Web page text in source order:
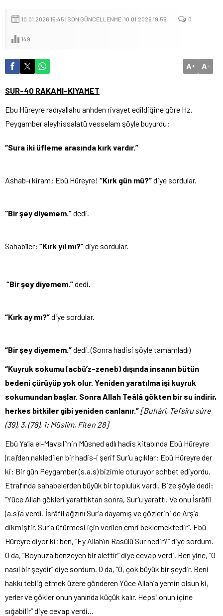
10.01.2026 15:45 | SON GÜNCELLENME: 10.01.2026 19:55 0
149
A+ A-
SUR-40 RAKAMI-KIYAMET
Ebu Hüreyre radıyallahu anhden rivayet edildiğine göre Hz.
Peygamber aleyhissalatü vesselam şöyle buyurdu:
“Sura iki üfleme arasında kırk vardır.”
Ashab-ı kiram: Ebû Hüreyre! “Kırk gün mü?”diye sordular.
“Bir şey diyemem.”dedi.
Sahabîler: “Kırk yıl mı?”diye sordular.
“Bir şey diyemem.”dedi.
“Kırk ay mı?”diye sordular.
“Bir şey diyemem.”dedi. (Sonra hadisi şöyle tamamladı)
“Kuyruk sokumu (acbü’z-zeneb) dışında insanın bütün
bedeni çürüyüp yok olur. Yeniden yaratılma işi kuyruk
sokumundan başlar. Sonra Allah Teâlâ gökten bir su indirir,
herkes bitkiler gibi yeniden canlanır.” [Buhârî, Tefsîru sûre
(39), 3, (78), 1; Müslim, Fiten 28]
Ebû Ya’la el-Mavsıli’nin Müsned adlı hadis kitabında Ebû Hüreyre
(r.a)’den nakledilen bir hadis-i şerif Sur’u açıklar: Ebû Hüreyre der
ki: Bir gün Peygamber (s.a.s) bizimle oturuyor sohbet ediyordu.
Etrafında sahabelerden büyük bir topluluk vardı. Bize şöyle dedi:
“Yüce Allah gökleri yarattıktan sonra, Sur’u yarattı. Ve onu İsrâfil
(a.s)’a verdi. İsrâfil ağzını Sur’a dayamış ve gözlerini de Arş’a
dikmiştir. Sur’a üfürmesi için verilen emri beklemektedir”. Ebû
Hüreyre diyor ki; ben, “Ey Allah’ın Rasûlü Sur nedir?” diye sordum.
O da, “Boynuza benzeyen bir alettir” diye cevap verdi. Ben yine, “O
nasıl bir şeydir” diye sordum. O da, “O, çok büyük bir şeydir. Beni
hakkı tebliğ etmek üzere gönderen Yüce Allah’a yemin olsun ki,
yerler ve gökler onun yanında küçük kalır. Hepsi onun içine
sığabilir” diye cevap verdi…